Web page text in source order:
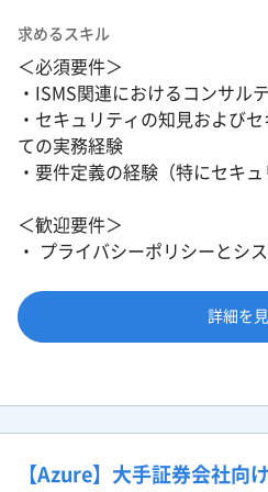
求めるスキル
＜必須要件＞
・ISMS関連におけるコンサル
・セキュリティの知見および
ての実務経験
・要件定義の経験（特にセキュ
＜歓迎要件＞
・ プライバシーポリシーとシス
詳細を
【Azure】大手証券会社向